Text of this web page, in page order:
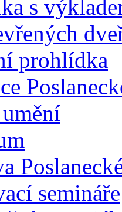
s
prohlídka
semináře